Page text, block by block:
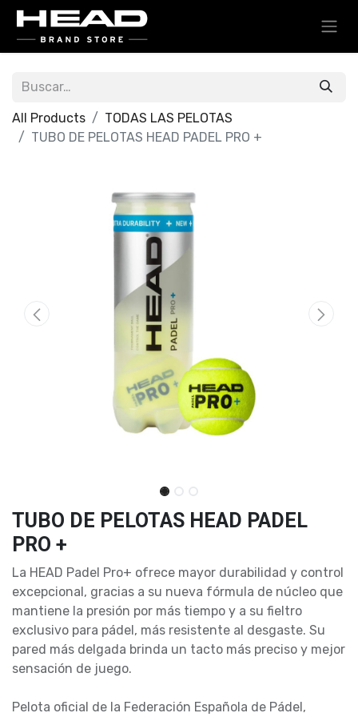
All Products
TODAS LAS PELOTAS
TUBO DE PELOTAS HEAD PADEL PRO +
TUBO DE PELOTAS HEAD PADEL
PRO +
La HEAD Padel Pro+ ofrece mayor durabilidad y control
excepcional, gracias a su nueva fórmula de núcleo que
mantiene la presión por más tiempo y a su fieltro
exclusivo para pádel, más resistente al desgaste. Su
pared más delgada brinda un tacto más preciso y mejor
sensación de juego.
Pelota oficial de la Federación Española de Pádel,